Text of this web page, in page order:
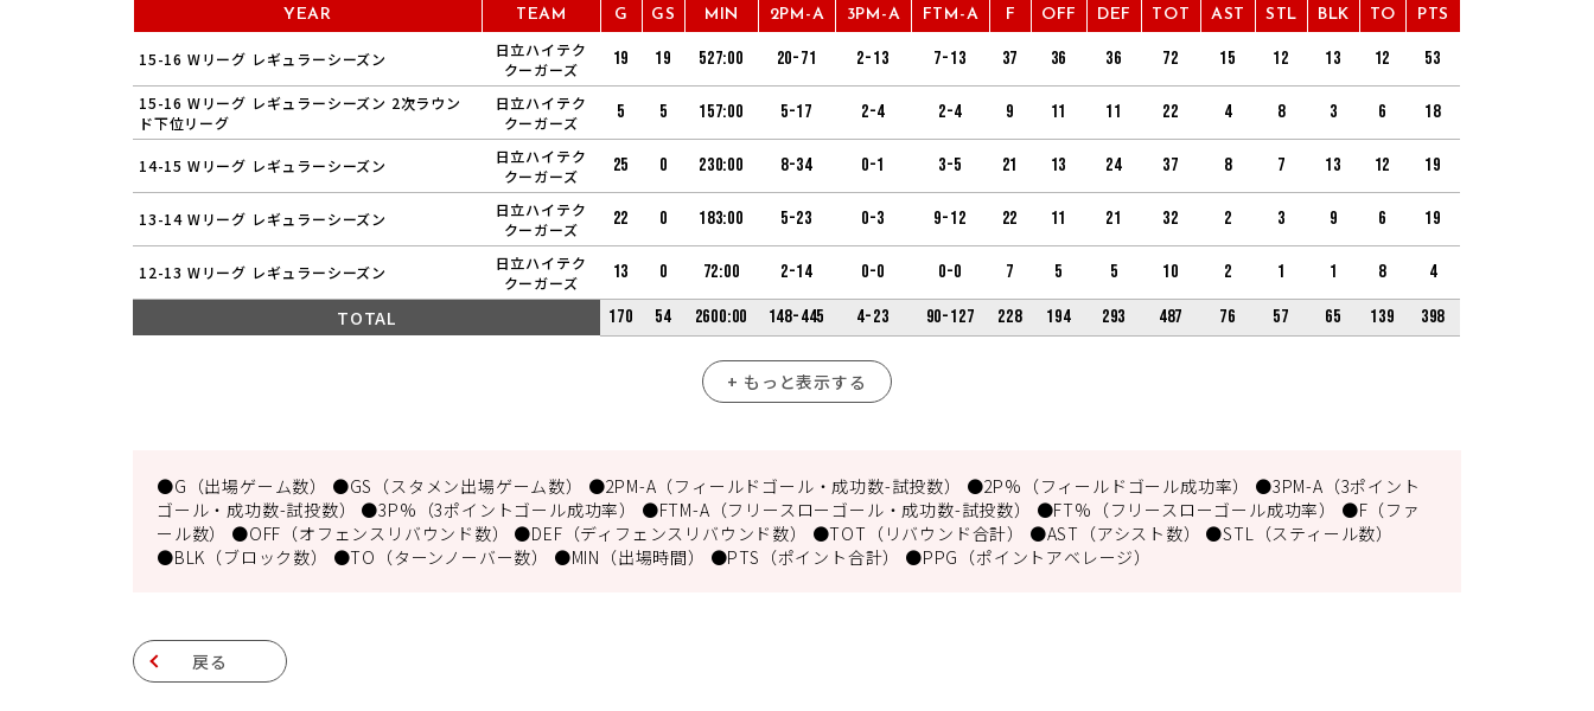
YEAR TEAM G GS MIN 2PM-A 3PM-A FTM-A F OFF DEF TOT AST STL BLK TO PTS
15-16 Wリーグ レギュラーシーズン
日立ハイテク
クーガーズ
19 19 527:00 20-71 2-13 7-13 37 36 36 72 15 12 13 12 53
15-16 Wリーグ レギュラーシーズン 2次ラウン
ド下位リーグ
日立ハイテク
クーガーズ
5 5 157:00 5-17 2-4 2-4 9 11 11 22 4 8 3 6 18
14-15 Wリーグ レギュラーシーズン
日立ハイテク
クーガーズ
25 0 230:00 8-34 0-1 3-5 21 13 24 37 8 7 13 12 19
13-14 Wリーグ レギュラーシーズン
日立ハイテク
クーガーズ
22 0 183:00 5-23 0-3 9-12 22 11 21 32 2 3 9 6 19
12-13 Wリーグ レギュラーシーズン
日立ハイテク
クーガーズ
13 0 72:00 2-14 0-0 0-0 7 5 5 10 2 1 1 8 4
TOTAL 170 54 2600:00 148-445 4-23 90-127 228 194 293 487 76 57 65 139 398
+ もっと表示する
●G（出場ゲーム数） ●GS（スタメン出場ゲーム数） ●2PM-A（フィールドゴール・成功数-試投数） ●2P%（フィールドゴール成功率） ●3PM-A（3ポイント
ゴール・成功数-試投数） ●3P%（3ポイントゴール成功率） ●FTM-A（フリースローゴール・成功数-試投数） ●FT%（フリースローゴール成功率） ●F（ファ
ール数） ●OFF（オフェンスリバウンド数） ●DEF（ディフェンスリバウンド数） ●TOT（リバウンド合計） ●AST（アシスト数） ●STL（スティール数）
●BLK（ブロック数） ●TO（ターンノーバー数） ●MIN（出場時間） ●PTS（ポイント合計） ●PPG（ポイントアベレージ）
戻る